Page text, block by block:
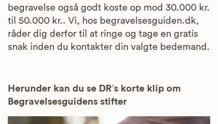
begravelse også godt koste op mod 30.000 kr.
til 50.000 kr.. Vi, hos begravelsesguiden.dk,
råder dig derfor til at ringe og tage en gratis
snak inden du kontakter din valgte bedemand.
Herunder kan du se DR’s korte klip om
Begravelsesguidens stifter